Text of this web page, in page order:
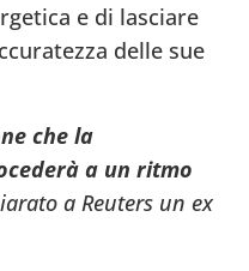
e di lasciare
delle sue
che la
a un ritmo
a Reuters un ex